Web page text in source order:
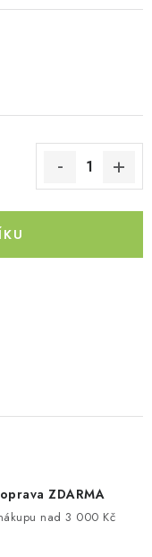
ZDARMA
nad 3 000 Kč